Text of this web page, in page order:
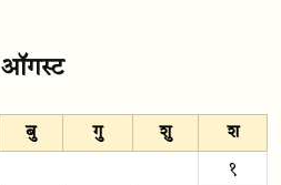
ऑगस्ट
बु गु शु श
१